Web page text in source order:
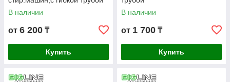
В наличии
от 6 200 ₸
Купить
В наличии
от 1 700 ₸
Купить